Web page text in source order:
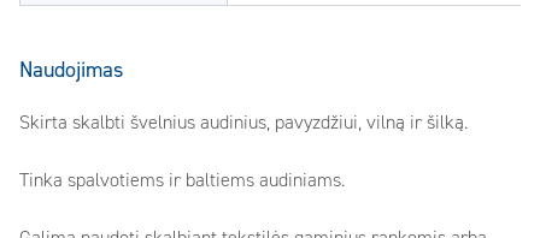
Naudojimas
Skirta skalbti švelnius audinius, pavyzdžiui, vilną ir šilką.
Tinka spalvotiems ir baltiems audiniams.